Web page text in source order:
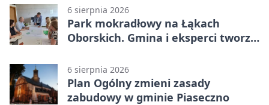
6 sierpnia 2026
Park mokradłowy na Łąkach
Oborskich. Gmina i eksperci tworzą
6 sierpnia 2026
Plan Ogólny zmieni zasady
zabudowy w gminie Piaseczno